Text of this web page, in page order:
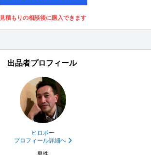
見積もりの相談後に購入できます
出品者プロフィール
ヒロボー
プロフィール詳細へ